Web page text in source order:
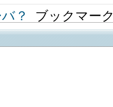
？ ブックマー